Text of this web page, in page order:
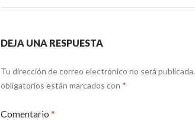
DEJA UNA RESPUESTA
Tu dirección de correo electrónico no será publicada.
obligatorios están marcados con *
Comentario *